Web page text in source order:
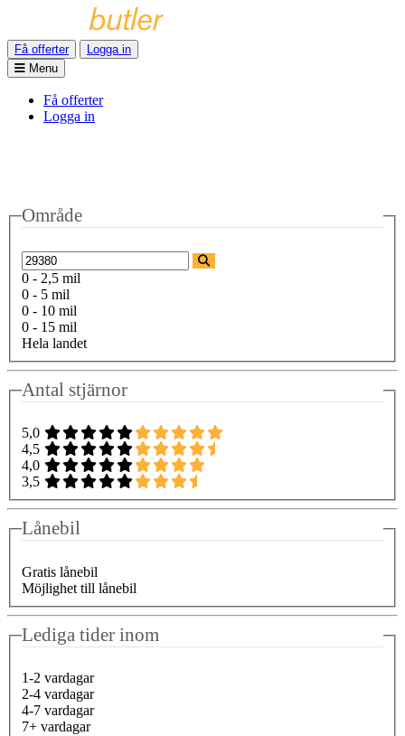
Få offerter
Logga in
Menu
Få offerter
Logga in
Område
0 - 2,5 mil
0 - 5 mil
0 - 10 mil
0 - 15 mil
Hela landet
Antal stjärnor
5,0
4,5
4,0
3,5
Lånebil
Gratis lånebil
Möjlighet till lånebil
Lediga tider inom
1-2 vardagar
2-4 vardagar
4-7 vardagar
7+ vardagar